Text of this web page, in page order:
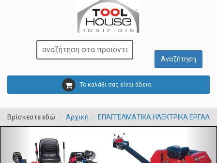
Το καλάθι σας είναι άδειο.
Βρίσκεστε εδώ: Αρχική ΕΠΑΓΓΕΛΜΑΤΙΚΑ ΗΛΕΚΤΡΙΚΑ